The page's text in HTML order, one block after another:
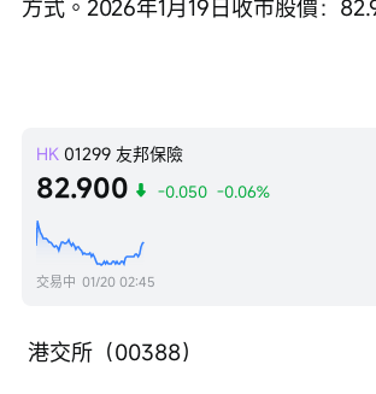
方式。2026年1月19日收市股價：
HK 01299 友邦保險
82.900 -0.050 -0.06%
交易中 01/20 02:45
港交所（00388）